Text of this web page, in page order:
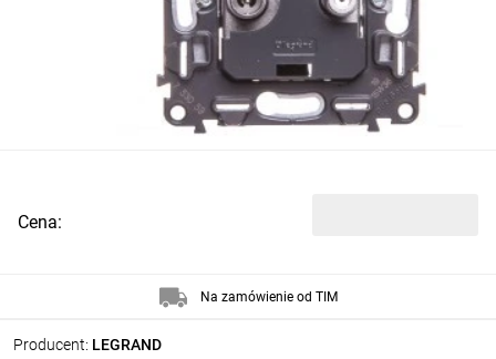
Producent: LEGRAND
Cena:
Na zamówienie od TIM